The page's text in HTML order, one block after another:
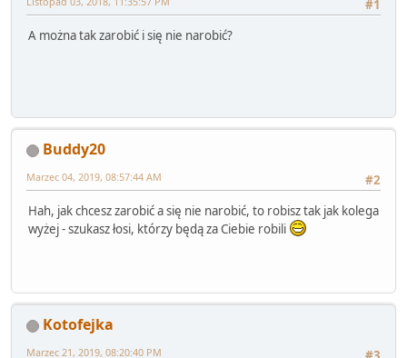
#1
A można tak zarobić i się nie narobić?
Buddy20
#2
Marzec 04, 2019, 08:57:44 AM
Hah, jak chcesz zarobić a się nie narobić, to robisz tak jak kolega
wyżej - szukasz łosi, którzy będą za Ciebie robili
Kotofejka
Marzec 21, 2019, 08:20:40 PM